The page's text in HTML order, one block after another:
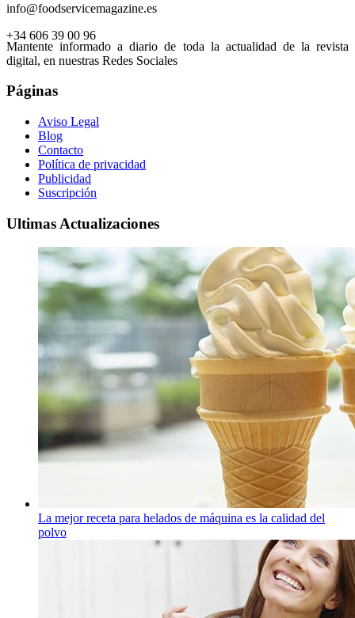
info@foodservicemagazine.es
+34 606 39 00 96
Mantente informado a diario de toda la actualidad de la revista
digital, en nuestras Redes Sociales
Páginas
Aviso Legal
Blog
Contacto
Política de privacidad
Publicidad
Suscripción
Ultimas Actualizaciones
La mejor receta para helados de máquina es la calidad del
polvo